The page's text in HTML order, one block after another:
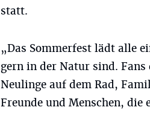
statt.
„Das Sommerfest lädt alle
gern in der Natur sind. Fans
Neulinge auf dem Rad,
Freunde und Menschen, die